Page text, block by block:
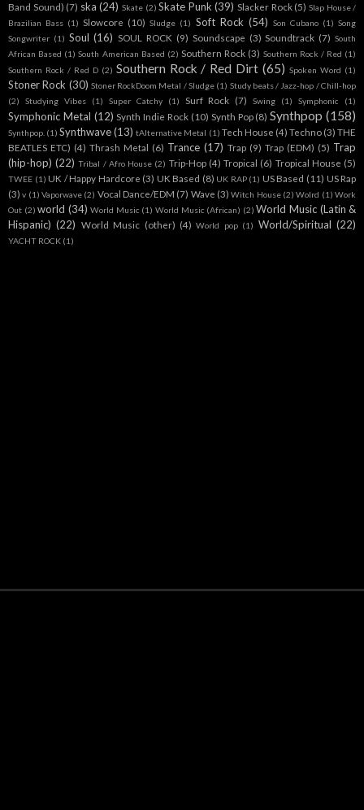
Band Sound) (7) ska (24) Skate (2) Skate Punk (39) Slacker Rock (5) Slap House /
Brazilian Bass (1) Slowcore (10) Sludge (1) Soft Rock (54) Son Cubano (1) Song
Songwriter (1) Soul (16) SOUL ROCK (9) Soundscape (3) Soundtrack (7) South
African Based (1) South American Based (2) Southern Rock (3) Southern Rock / Red (1)
Southern Rock / Red D (2) Southern Rock / Red Dirt (65) Spoken Word (1)
Stoner Rock (30) Stoner RockDoom Metal / Sludge (1) Study beats / Jazz-hop / Chill-hop
(2)
Studying Vibes (1) Super Catchy (1) Surf Rock (7) Swing (1) Symphonic (1)
Symphonic Metal (12) Synth Indie Rock (10) Synth Pop (8) Synthpop (158)
Synthpop. (1) Synthwave (13) tAlternative Metal (1) Tech House (4) Techno (3) THE
BEATLES ETC) (4) Thrash Metal (6) Trance (17) Trap (9) Trap (EDM) (5) Trap
(hip-hop) (22) Tribal / Afro House (2) Trip-Hop (4) Tropical (6) Tropical House (5)
TWEE (1) UK / Happy Hardcore (3) UK Based (8) UK RAP (1) US Based (11) US Rap
(3) v (1) Vaporwave (2) Vocal Dance/EDM (7) Wave (3) Witch House (2) Wolrd (1) Work
Out (2) world (34) World Music (1) World Music (African) (2) World Music (Latin &
Hispanic) (22) World Music (other) (4) World pop (1) World/Spiritual (22)
YACHT ROCK (1)